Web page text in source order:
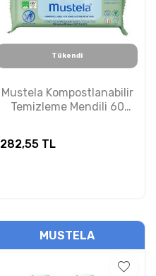
Tükendi
Mustela Kompostlanabilir
Temizleme Mendili 60
282,55 TL
MUSTELA